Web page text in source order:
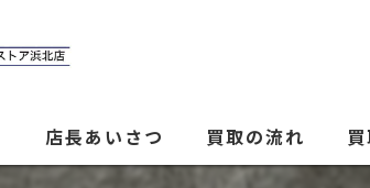
店長あいさつ 買取の流れ